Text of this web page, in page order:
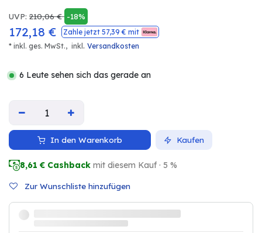
UVP: 210,06€ -18%
172,18 € Zahle jetzt 57,39 € mit
* inkl. ges. MwSt., inkl . Versandkosten
6 Leute sehen sich das gerade an
In den Warenkorb Kaufen
8,61 € Cashback mit diesem Kauf · 5 %
Zur Wunschliste hinzufügen